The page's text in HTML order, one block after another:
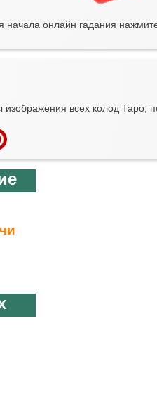
начала онлайн гадания
всех колод Таро,